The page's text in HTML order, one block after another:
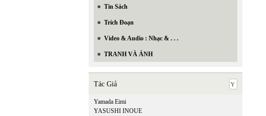
Tin Sách
Trích Đoạn
Video & Audio : Nhạc & . . .
TRANH VÀ ẢNH
Tác Giả
Yamada Eimi
YASUSHI INOUE